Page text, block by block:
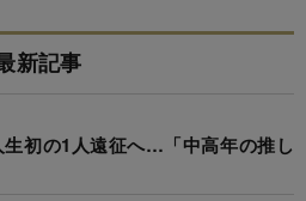
新記事
初の1人遠征へ…「中高年の推し